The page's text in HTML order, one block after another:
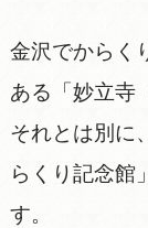
金沢でからく
ある「妙立寺
それとは別に
らくり記念館
す。